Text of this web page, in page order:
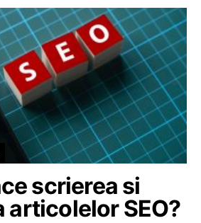
scrierea si
SEO?